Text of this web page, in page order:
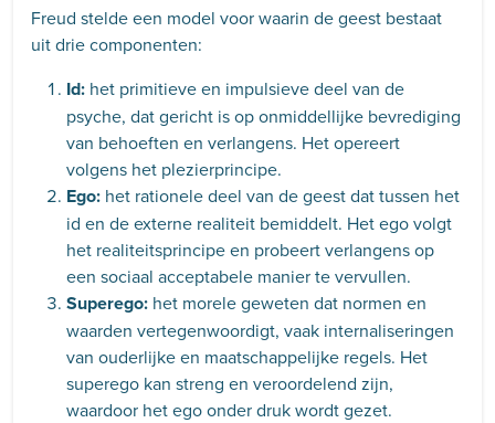
Freud stelde een model voor waarin de geest bestaat
uit drie componenten:
Id: het primitieve en impulsieve deel van de
psyche, dat gericht is op onmiddellijke bevrediging
van behoeften en verlangens. Het opereert
volgens het plezierprincipe.
Ego: het rationele deel van de geest dat tussen het
id en de externe realiteit bemiddelt. Het ego volgt
het realiteitsprincipe en probeert verlangens op
een sociaal acceptabele manier te vervullen.
Superego: het morele geweten dat normen en
waarden vertegenwoordigt, vaak internaliseringen
van ouderlijke en maatschappelijke regels. Het
superego kan streng en veroordelend zijn,
waardoor het ego onder druk wordt gezet.